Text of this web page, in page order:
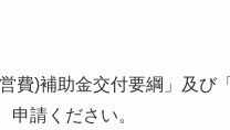
費)補助金交付要綱」及び
請ください。